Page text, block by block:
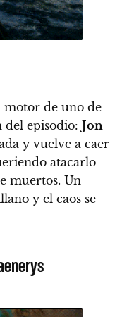
motor de uno de
del episodio: Jon
y vuelve a caer
atacarlo
muertos. Un
y el caos se